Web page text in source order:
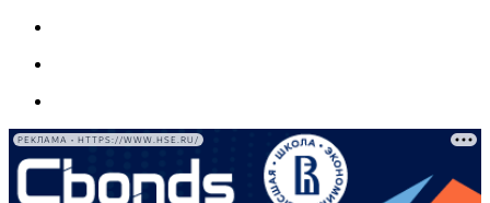
РЕКЛАМА • HTTPS://WWW.HSE.RU/